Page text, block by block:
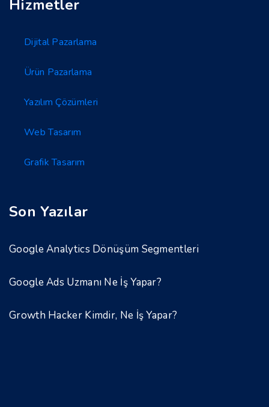
Hizmetler
Dijital Pazarlama
Ürün Pazarlama
Yazılım Çözümleri
Web Tasarım
Grafik Tasarım
Son Yazılar
Google Analytics Dönüşüm Segmentleri
Google Ads Uzmanı Ne İş Yapar?
Growth Hacker Kimdir, Ne İş Yapar?